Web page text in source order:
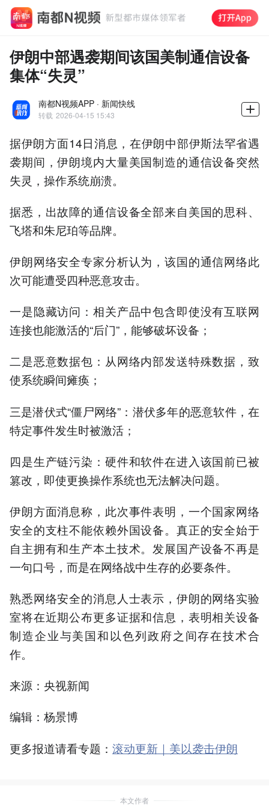
伊朗中部遇袭期间该国美制通信设备
集体“失灵”
南都N视频APP · 新闻快线
转载 2026-04-15 15:43
据伊朗方面14日消息，在伊朗中部伊斯法罕省遇
袭期间，伊朗境内大量美国制造的通信设备突然
失灵，操作系统崩溃。
据悉，出故障的通信设备全部来自美国的思科、
飞塔和朱尼珀等品牌。
伊朗网络安全专家分析认为，该国的通信网络此
次可能遭受四种恶意攻击。
一是隐藏访问：相关产品中包含即使没有互联网
连接也能激活的“后门”，能够破坏设备；
二是恶意数据包：从网络内部发送特殊数据，致
使系统瞬间瘫痪；
三是潜伏式“僵尸网络”：潜伏多年的恶意软件，在
特定事件发生时被激活；
四是生产链污染：硬件和软件在进入该国前已被
篡改，即使更换操作系统也无法解决问题。
伊朗方面消息称，此次事件表明，一个国家网络
安全的支柱不能依赖外国设备。真正的安全始于
自主拥有和生产本土技术。发展国产设备不再是
一句口号，而是在网络战中生存的必要条件。
熟悉网络安全的消息人士表示，伊朗的网络实验
室将在近期公布更多证据和信息，表明相关设备
制造企业与美国和以色列政府之间存在技术合
作。
来源：央视新闻
编辑：杨景博
更多报道请看专题： 滚动更新｜美以袭击伊朗
本文作者